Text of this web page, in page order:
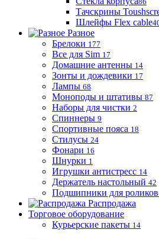
Тачскрины
Шлейфы Flex cable
Разное
Брелоки 177
Все для Sim 17
Домашние антенны 14
Зонты и дождевики 17
Лампы 68
Моноподы и штативы 87
Наборы для чистки 2
Спиннеры 9
Спортивные пояса 18
Стилусы 24
Фонари 16
Шнурки 1
Игрушки антистресс 14
Держатель настольный 42
Подшипники для роликов
Распродажа
Торговое оборудование
Курьерские пакеты 14